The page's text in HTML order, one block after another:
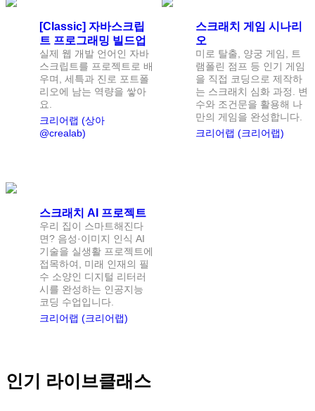
[Classic] 자바스크립
트 프로그래밍 빌드업
실제 웹 개발 언어인 자바
스크립트를 프로젝트로 배
우며, 세특과 진로 포트폴
리오에 남는 역량을 쌓아
요.
크리어랩 (상아
@crealab)
스크래치 게임 시나리
오
미로 탈출, 양궁 게임, 트
램폴린 점프 등 인기 게임
을 직접 코딩으로 제작하
는 스크래치 심화 과정. 변
수와 조건문을 활용해 나
만의 게임을 완성합니다.
크리어랩 (크리어랩)
스크래치 AI 프로젝트
우리 집이 스마트해진다
면? 음성·이미지 인식 AI
기술을 실생활 프로젝트에
접목하여, 미래 인재의 필
수 소양인 디지털 리터러
시를 완성하는 인공지능
코딩 수업입니다.
크리어랩 (크리어랩)
인기 라이브클래스